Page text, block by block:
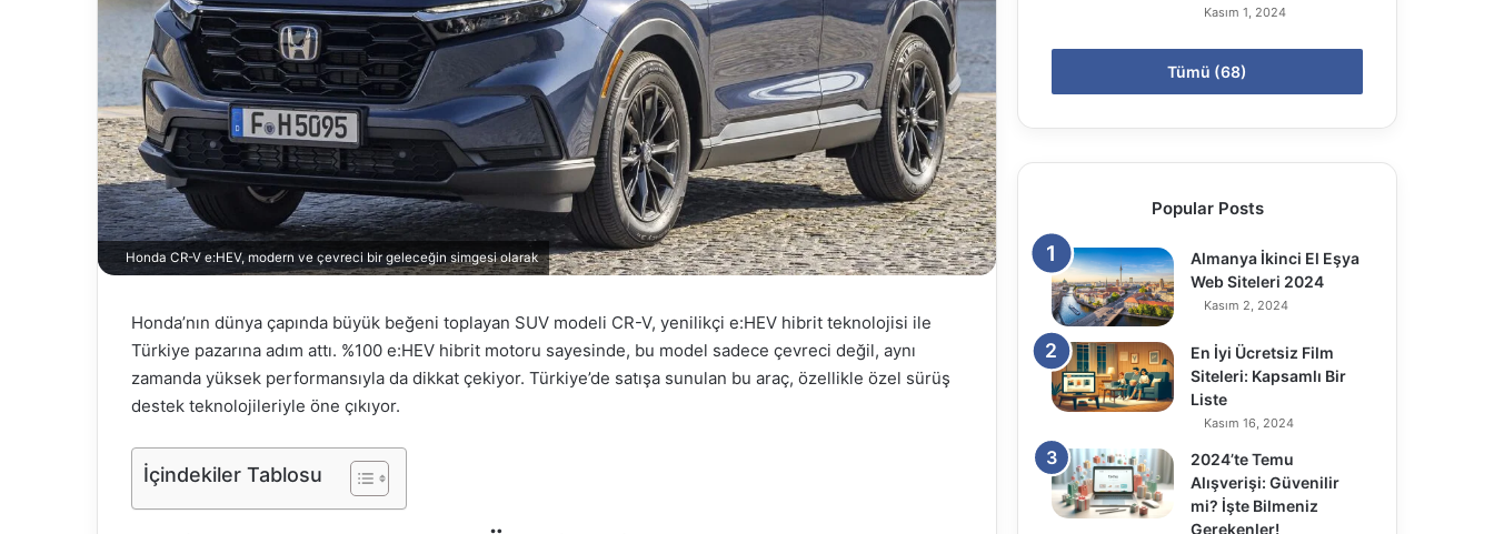
Honda CR-V e:HEV, modern ve çevreci bir geleceğin simgesi olarak
Honda’nın dünya çapında büyük beğeni toplayan SUV modeli CR-V, yenilikçi e:HEV hibrit teknolojisi ile
Türkiye pazarına adım attı. %100 e:HEV hibrit motoru sayesinde, bu model sadece çevreci değil, aynı
zamanda yüksek performansıyla da dikkat çekiyor. Türkiye’de satışa sunulan bu araç, özellikle özel sürüş
destek teknolojileriyle öne çıkıyor.
İçindekiler Tablosu
Kasım 1, 2024
Tümü (68)
Popular Posts
Almanya İkinci El Eşya
Web Siteleri 2024
Kasım 2, 2024
En İyi Ücretsiz Film
Siteleri: Kapsamlı Bir
Liste
Kasım 16, 2024
2024’te Temu
Alışverişi: Güvenilir
mi? İşte Bilmeniz
Gerekenler!